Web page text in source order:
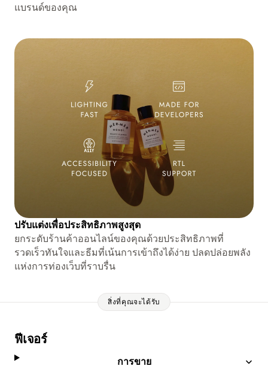
แบรนด์ของคุณ
ปรับแต่งเพื่อประสิทธิภาพสูงสุด
ยกระดับร้านค้าออนไลน์ของคุณด้วยประสิทธิภาพที่
รวดเร็วทันใจและธีมที่เน้นการเข้าถึงได้ง่าย ปลดปล่อยพลัง
แห่งการท่องเว็บที่ราบรื่น
สิ่งที่คุณจะได้รับ
ฟีเจอร์
การขาย